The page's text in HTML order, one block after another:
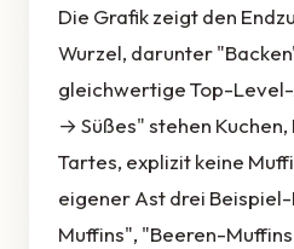
Die Grafik zeigt den
Wurzel, darunter
gleichwertige Top-
→ Süßes" stehen Kuchen,
Tartes, explizit keine
eigener Ast drei
Muffins", "Beeren-